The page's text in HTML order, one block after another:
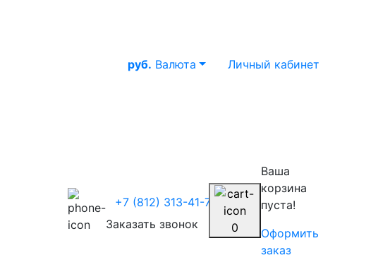
руб. Валюта Личный кабинет
+7 (812) 313-41-70
Заказать звонок
0
Ваша
корзина
пуста!
Оформить
заказ